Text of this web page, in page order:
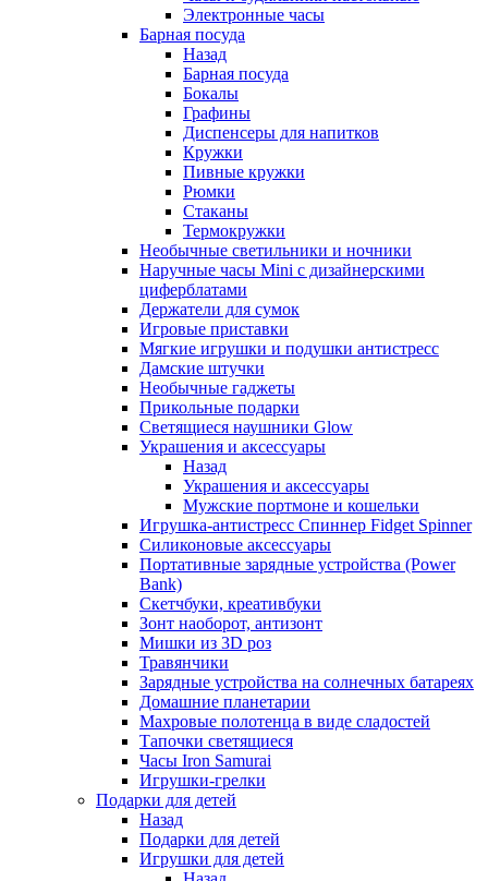
Электронные часы
Барная посуда
Назад
Барная посуда
Бокалы
Графины
Диспенсеры для напитков
Кружки
Пивные кружки
Рюмки
Стаканы
Термокружки
Необычные светильники и ночники
Наручные часы Mini с дизайнерскими
циферблатами
Держатели для сумок
Игровые приставки
Мягкие игрушки и подушки антистресс
Дамские штучки
Необычные гаджеты
Прикольные подарки
Светящиеся наушники Glow
Украшения и аксессуары
Назад
Украшения и аксессуары
Мужские портмоне и кошельки
Игрушка-антистресс Спиннер Fidget Spinner
Силиконовые аксессуары
Портативные зарядные устройства (Power
Bank)
Скетчбуки, креативбуки
Зонт наоборот, антизонт
Мишки из 3D роз
Травянчики
Зарядные устройства на солнечных батареях
Домашние планетарии
Махровые полотенца в виде сладостей
Тапочки светящиеся
Часы Iron Samurai
Игрушки-грелки
Подарки для детей
Назад
Подарки для детей
Игрушки для детей